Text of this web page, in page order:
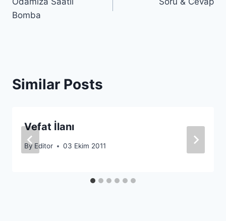
gezinmesi
Bomba
Similar Posts
Vefat İlanı
By Editor 03 Ekim 2011